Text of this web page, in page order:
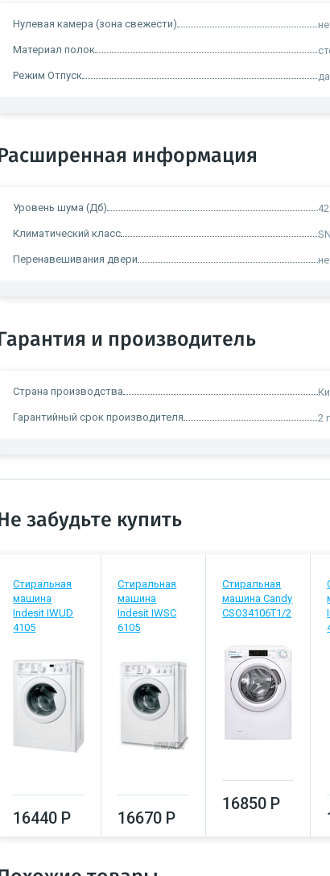
Нулевая камера (зона свежести)
Материал полок
Режим Отпуск да
Расширенная информация
Уровень шума (Дб)
Климатический класс
Перенавешивания двери
Гарантия и производитель
Страна производства
Гарантийный срок производителя 2
Не забудьте купить
Стиральная
машина
Indesit IWUD
4105
16440 Р
Стиральная
машина
Indesit IWSC
6105
16670 Р
Стиральная
машина Candy
CSO34106T1/2
16850 Р